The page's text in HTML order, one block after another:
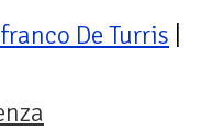
De Turris